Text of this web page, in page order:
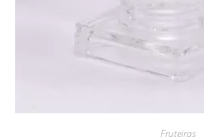
Fruteiras